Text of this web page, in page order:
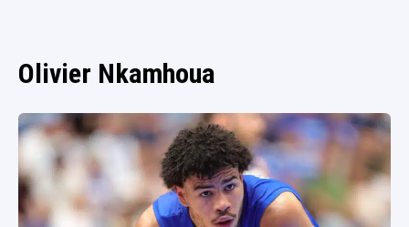
Olivier Nkamhoua